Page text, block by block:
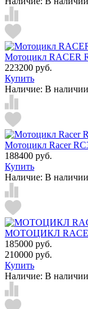
Мотоцикл RACER
223200 руб.
Купить
Наличие: В наличии
Мотоцикл Racer
188400 руб.
Купить
Наличие: В наличии
МОТОЦИКЛ
185000 руб.
210000 руб.
Купить
Наличие: В наличии